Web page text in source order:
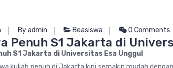
By admin Beasiswa 0 Comments
Penuh S1 Jakarta di
S1 Jakarta di Universitas Esa Unggul